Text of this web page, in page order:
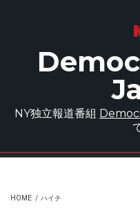
NY独立報道番組
HOME / ハイチ